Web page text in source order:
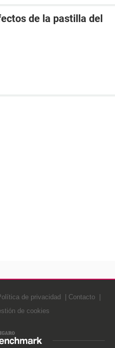
de la pastilla del
de privacidad
Contacto
de cookies